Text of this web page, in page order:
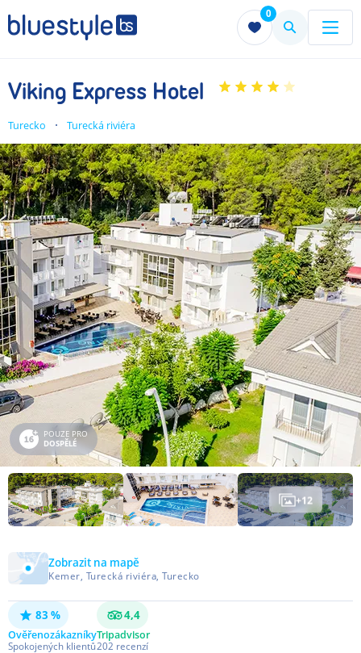
0
Menu Menu
Viking Express Hotel
Turecko Turecká riviéra
POUZE PRO
DOSPĚLÉ
+12
Zobrazit na mapě
Kemer, Turecká riviéra, Turecko
83 %
Ověřenozákazníky
Spokojených klientů
4,4
Tripadvisor
202 recenzí